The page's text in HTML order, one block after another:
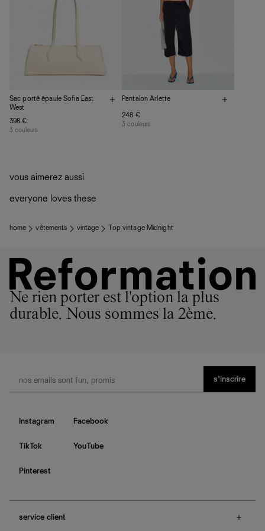
Sac porté épaule Sofia East
West
398 €
3 couleurs
Pantalon Arlette
248 €
3 couleurs
vous aimerez aussi
everyone loves these
home vêtements vintage Top vintage Midnight
Ne rien porter est l'option la plus
durable. Nous sommes la 2ème.
s’inscrire
Instagram Facebook
TikTok YouTube
Pinterest
service client